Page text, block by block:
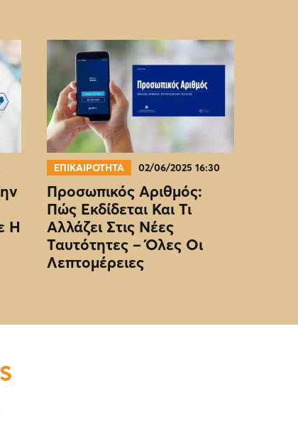
Η
ΕΠΙΚΑΙΡΟΤΗΤΑ 02/06/2025 16:30
Προσωπικός Αριθμός:
Πώς Εκδίδεται Και Τι
Αλλάζει Στις Νέες
Ταυτότητες – Όλες Οι
Λεπτομέρειες